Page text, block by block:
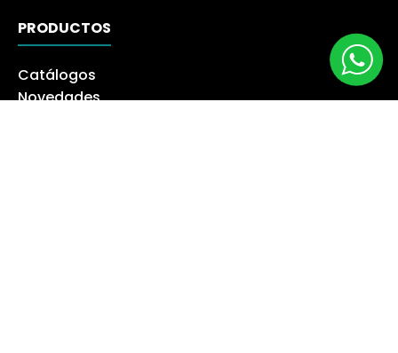
PRODUCTOS
Catálogos
Novedades